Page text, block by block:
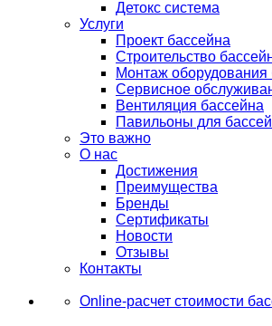
Детокс система
Услуги
Проект бассейна
Строительство
Монтаж оборудования
Сервисное
Вентиляция бассейна
Павильоны для
Это важно
О нас
Достижения
Преимущества
Бренды
Сертификаты
Новости
Отзывы
Контакты
Online-расчет стоимости